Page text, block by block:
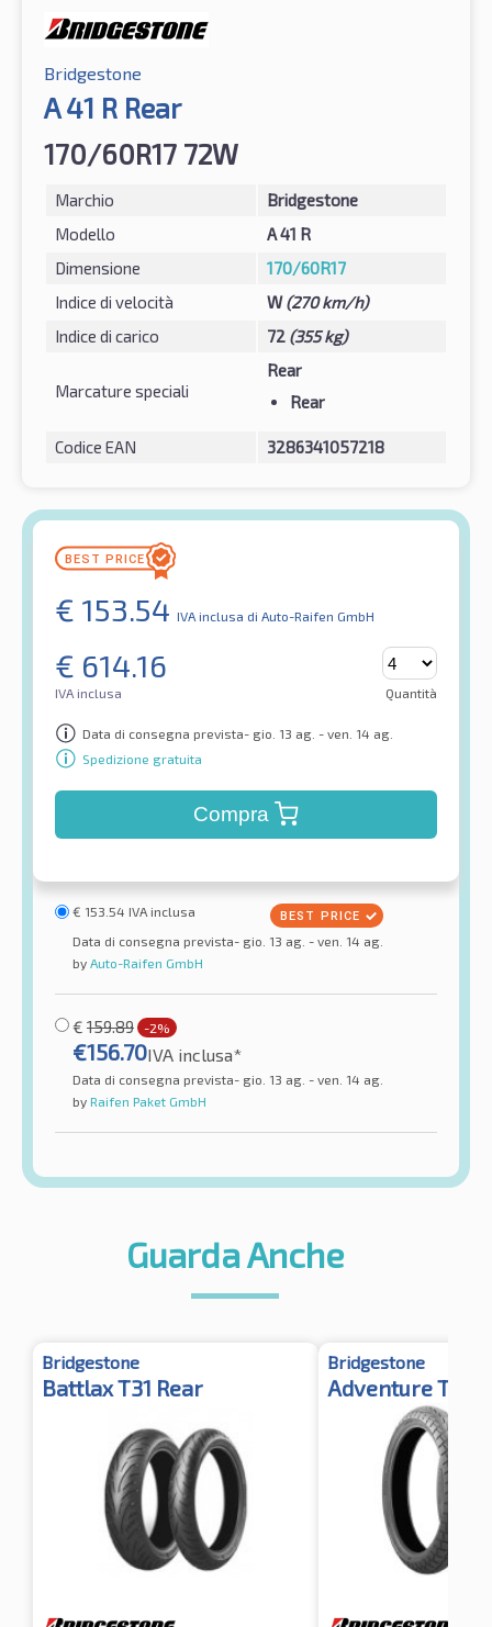
Bridgestone
A 41 R Rear
170/60R17 72W
Marchio
Bridgestone
Modello
A 41 R
Dimensione
170/60R17
Indice di velocità
W(270 km/h)
Indice di carico
72 (355 kg)
Marcature speciali
Rear
Rear
Codice EAN 3286341057218
€ 153.54 IVA inclusa di Auto-Raifen GmbH
€ 614.16
IVA inclusa Quantità
Data di consegna prevista- gio. 13 ag. - ven. 14 ag.
Spedizione gratuita
Compra
€ 153.54 IVA inclusa
Data di consegna prevista- gio. 13 ag. - ven. 14 ag.
by Auto-Raifen GmbH
€ 159.89 -2%
€156.70IVA inclusa*
Data di consegna prevista- gio. 13 ag. - ven. 14 ag.
by Raifen Paket GmbH
Guarda Anche
Bridgestone
Battlax T31 Rear
Bridgestone
Adventure Trail